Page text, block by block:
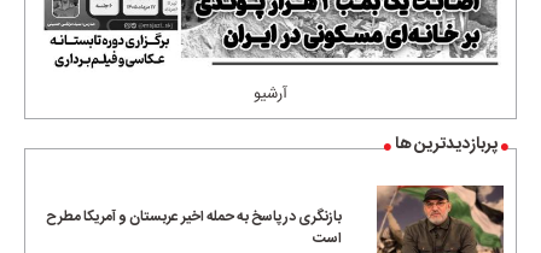
آرشیو
پربازدیدترین ها
بازنگری در پاسخ به حمله اخیر عربستان و آمریکا مطرح
است